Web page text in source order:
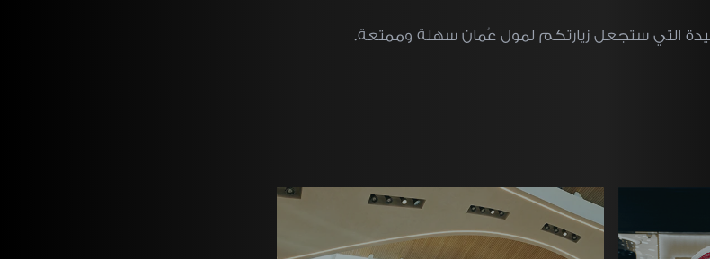
التي ستجعل زيارتكم لمول عُمان سهلة وممتعة.